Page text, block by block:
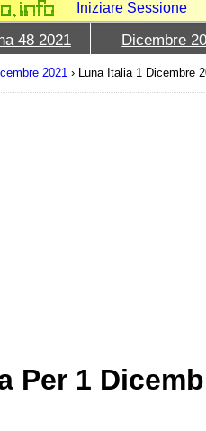
Iniziare Sessione
48 2021 Dicembre
2021 › Luna Italia 1 Dicembre
Per 1